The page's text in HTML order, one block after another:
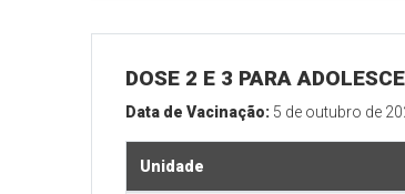
DOSE 2 E 3 PARA
Data de Vacinação: 5 de outubro de
Unidade